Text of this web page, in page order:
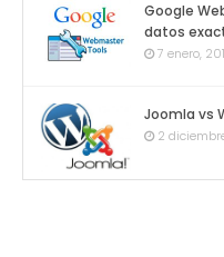
Google
datos
7 enero,
Joomla vs
2